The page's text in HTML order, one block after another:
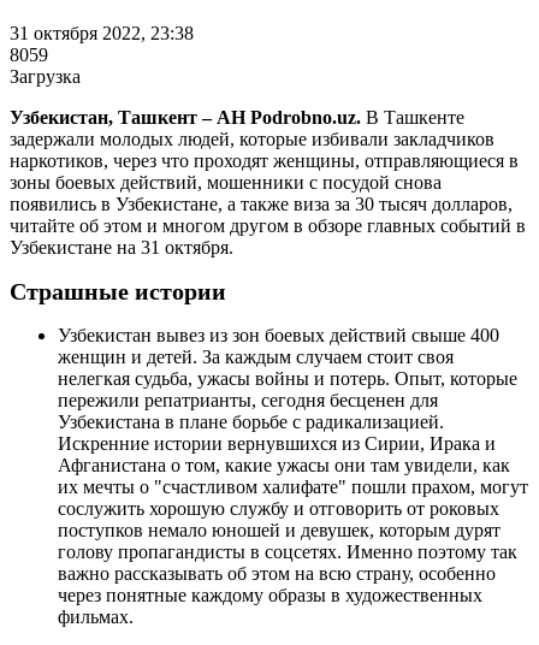
31 октября 2022, 23:38
8059
Загрузка
Узбекистан, Ташкент – АН Podrobno.uz. В Ташкенте
задержали молодых людей, которые избивали закладчиков
наркотиков, через что проходят женщины, отправляющиеся в
зоны боевых действий, мошенники с посудой снова
появились в Узбекистане, а также виза за 30 тысяч долларов,
читайте об этом и многом другом в обзоре главных событий в
Узбекистане на 31 октября.
Страшные истории
Узбекистан вывез из зон боевых действий свыше 400
женщин и детей. За каждым случаем стоит своя
нелегкая судьба, ужасы войны и потерь. Опыт, которые
пережили репатрианты, сегодня бесценен для
Узбекистана в плане борьбе с радикализацией.
Искренние истории вернувшихся из Сирии, Ирака и
Афганистана о том, какие ужасы они там увидели, как
их мечты о "счастливом халифате" пошли прахом, могут
сослужить хорошую службу и отговорить от роковых
поступков немало юношей и девушек, которым дурят
голову пропагандисты в соцсетях. Именно поэтому так
важно рассказывать об этом на всю страну, особенно
через понятные каждому образы в художественных
фильмах.